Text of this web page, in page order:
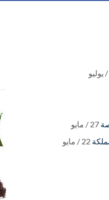
27 / مايو
22 / مايو